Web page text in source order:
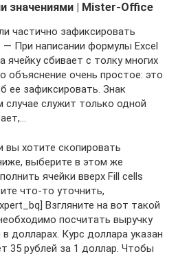
значениями | Mister-Office
частично зафиксировать
— При написании формулы Excel
ячейку сбивает с толку многих
объяснение очень простое: это
ее зафиксировать. Знак
случае служит только одной
вы хотите скопировать
выберите в этом же
ячейки вверх Fill cells
что-то уточнить,
Взгляните на вот такой
посчитать выручку
долларах. Курс доллара указан
35 рублей за 1 доллар. Чтобы